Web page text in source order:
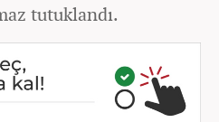
tutuklandı.